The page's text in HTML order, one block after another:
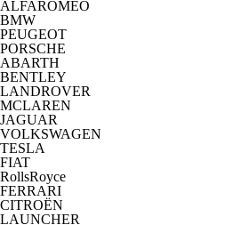
ALFAROMEO
BMW
PEUGEOT
PORSCHE
ABARTH
BENTLEY
LANDROVER
MCLAREN
JAGUAR
VOLKSWAGEN
TESLA
FIAT
RollsRoyce
FERRARI
CITROËN
LAUNCHER